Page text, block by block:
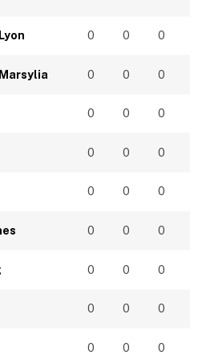
0 0 0
0 0 0
0 0 0
0 0 0
0 0 0
0 0 0
0 0 0
0 0 0
0 0 0